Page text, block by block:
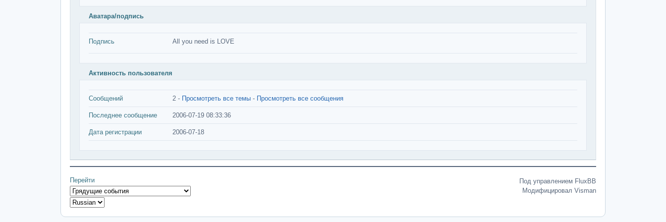
Аватара/подпись
Подпись All you need is LOVE
Активность пользователя
Сообщений 2 - Просмотреть все темы - Просмотреть все сообщения
Последнее сообщение 2006-07-19 08:33:36
Дата регистрации 2006-07-18
Перейти
Под управлением FluxBB
Модифицировал Visman